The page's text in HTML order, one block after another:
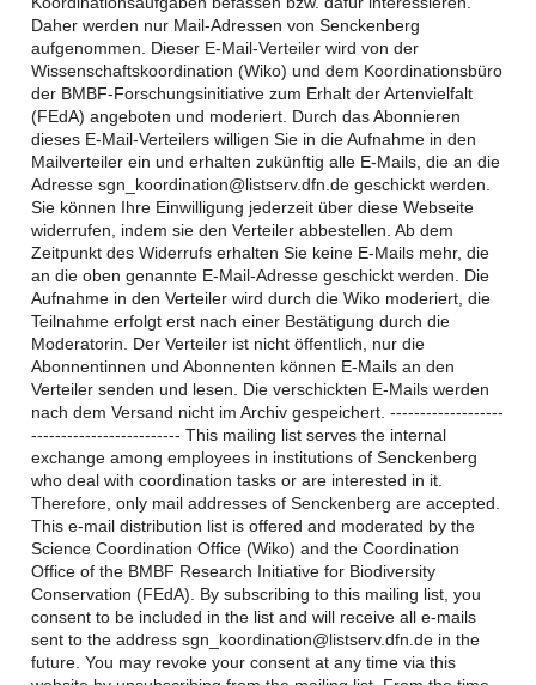
Daher werden nur Mail-Adressen von Senckenberg
aufgenommen. Dieser E-Mail-Verteiler wird von der
Wissenschaftskoordination (Wiko) und dem Koordinationsbüro
der BMBF-Forschungsinitiative zum Erhalt der Artenvielfalt
(FEdA) angeboten und moderiert. Durch das Abonnieren
dieses E-Mail-Verteilers willigen Sie in die Aufnahme in den
Mailverteiler ein und erhalten zukünftig alle E-Mails, die an die
Adresse sgn_koordination@listserv.dfn.de geschickt werden.
Sie können Ihre Einwilligung jederzeit über diese Webseite
widerrufen, indem sie den Verteiler abbestellen. Ab dem
Zeitpunkt des Widerrufs erhalten Sie keine E-Mails mehr, die
an die oben genannte E-Mail-Adresse geschickt werden. Die
Aufnahme in den Verteiler wird durch die Wiko moderiert, die
Teilnahme erfolgt erst nach einer Bestätigung durch die
Moderatorin. Der Verteiler ist nicht öffentlich, nur die
Abonnentinnen und Abonnenten können E-Mails an den
Verteiler senden und lesen. Die verschickten E-Mails werden
nach dem Versand nicht im Archiv gespeichert. -------------------
------------------------- This mailing list serves the internal
exchange among employees in institutions of Senckenberg
who deal with coordination tasks or are interested in it.
Therefore, only mail addresses of Senckenberg are accepted.
This e-mail distribution list is offered and moderated by the
Science Coordination Office (Wiko) and the Coordination
Office of the BMBF Research Initiative for Biodiversity
Conservation (FEdA). By subscribing to this mailing list, you
consent to be included in the list and will receive all e-mails
sent to the address sgn_koordination@listserv.dfn.de in the
future. You may revoke your consent at any time via this